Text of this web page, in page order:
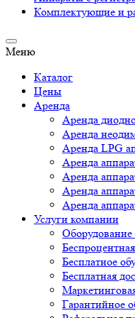
Комплектующие и
Меню
Каталог
Цены
Аренда
Аренда
Аренда
Аренда LPG
Аренда
Аренда
Аренда
Аренда
Услуги компании
Оборудование
Бесплатное
Бесплатная
Гарантийное